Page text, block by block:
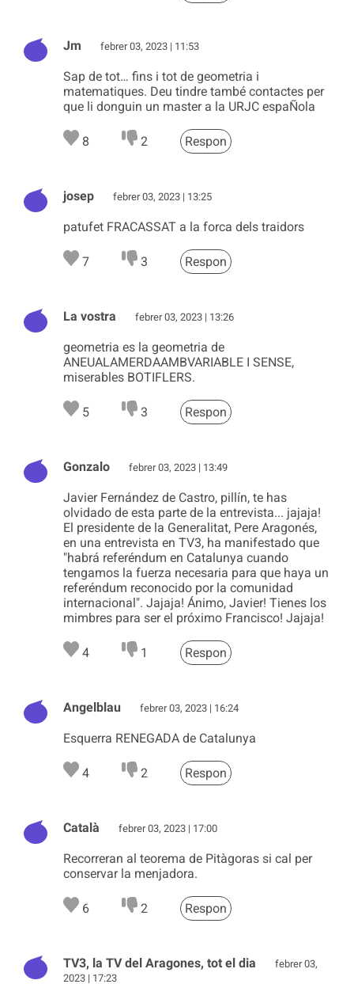
Jm febrer 03, 2023 | 11:53
Sap de tot… fins i tot de geometria i
matematiques. Deu tindre també contactes per
que li donguin un master a la URJC espaÑola
8 2 Respon
josep febrer 03, 2023 | 13:25
patufet FRACASSAT a la forca dels traidors
7 3 Respon
La vostra febrer 03, 2023 | 13:26
geometria es la geometria de
ANEUALAMERDAAMBVARIABLE I SENSE,
miserables BOTIFLERS.
5 3 Respon
Gonzalo febrer 03, 2023 | 13:49
Javier Fernández de Castro, pillín, te has
olvidado de esta parte de la entrevista... jajaja!
El presidente de la Generalitat, Pere Aragonés,
en una entrevista en TV3, ha manifestado que
"habrá referéndum en Catalunya cuando
tengamos la fuerza necesaria para que haya un
referéndum reconocido por la comunidad
internacional". Jajaja! Ánimo, Javier! Tienes los
mimbres para ser el próximo Francisco! Jajaja!
4 1 Respon
Angelblau febrer 03, 2023 | 16:24
Esquerra RENEGADA de Catalunya
4 2 Respon
Català febrer 03, 2023 | 17:00
Recorreran al teorema de Pitàgoras si cal per
conservar la menjadora.
6 2 Respon
TV3, la TV del Aragones, tot el dia
febrer 03,
2023 | 17:23